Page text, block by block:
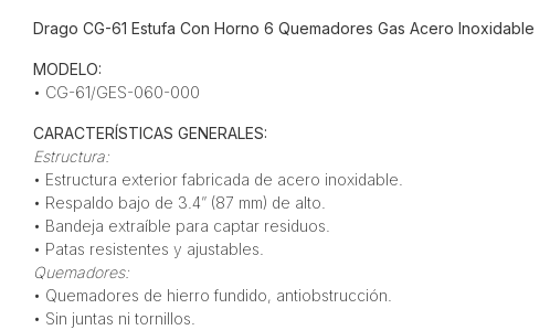
Drago CG-61 Estufa Con Horno 6 Quemadores Gas Acero Inoxidable
MODELO:
• CG-61/GES-060-000
CARACTERÍSTICAS GENERALES:
Estructura:
• Estructura exterior fabricada de acero inoxidable.
• Respaldo bajo de 3.4” (87 mm) de alto.
• Bandeja extraíble para captar residuos.
• Patas resistentes y ajustables.
Quemadores:
• Quemadores de hierro fundido, antiobstrucción.
• Sin juntas ni tornillos.